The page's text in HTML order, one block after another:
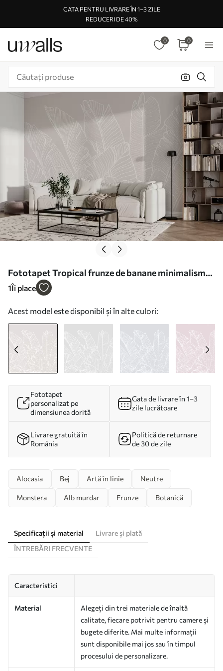
GATA PENTRU LIVRARE ÎN 1–3 ZILE
REDUCERI DE 40%
0 0
Fototapet Tropical frunze de banane minimalism
tendință nouă Nr. w08210
1Îi place
Acest model este disponibil și în alte culori:
Fototapet
personalizat pe
dimensiunea dorită
Gata de livrare în 1–3
zile lucrătoare
Livrare gratuită în
România
Politică de returnare
de 30 de zile
Alocasia Bej Artă în linie Neutre
Monstera Alb murdar Frunze Botanică
Specificații și material
Livrare și plată
ÎNTREBĂRI FRECVENTE
Caracteristici
Material
Alegeți din trei materiale de înaltă
calitate, fiecare potrivit pentru camere și
bugete diferite. Mai multe informații
sunt disponibile mai jos sau în timpul
procesului de personalizare.